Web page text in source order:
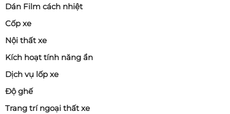
Dán Film cách nhiệt
Cốp xe
Nội thất xe
Kích hoạt tính năng ẩn
Dịch vụ lốp xe
Độ ghế
Trang trí ngoại thất xe